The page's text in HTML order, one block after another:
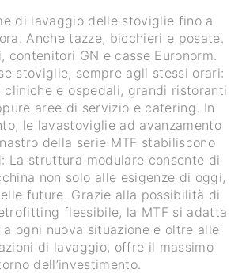
di lavaggio delle stoviglie fino a
Anche tazze, bicchieri e posate.
contenitori GN e casse Euronorm.
stoviglie, sempre agli stessi orari:
cliniche e ospedali, grandi ristoranti
aree di servizio e catering. In
le lavastoviglie ad avanzamento
della serie MTF stabiliscono
La struttura modulare consente di
non solo alle esigenze di oggi,
future. Grazie alla possibilità di
flessibile, la MTF si adatta
ogni nuova situazione e oltre alle
di lavaggio, offre il massimo
dell’investimento.